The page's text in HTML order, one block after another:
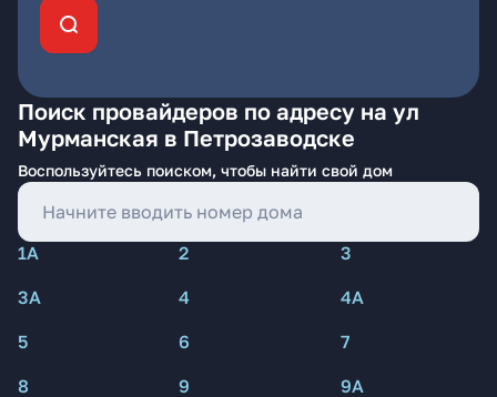
Поиск провайдеров по адресу на ул
Мурманская в Петрозаводске
Воспользуйтесь поиском, чтобы найти свой дом
1А 2
3
3А
4
4А
5
6
7
8
9
9А